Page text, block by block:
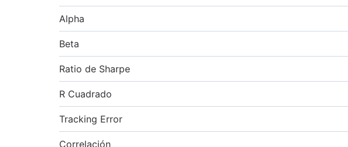
Alpha
Beta
Ratio de Sharpe
R Cuadrado
Tracking Error
Correlación